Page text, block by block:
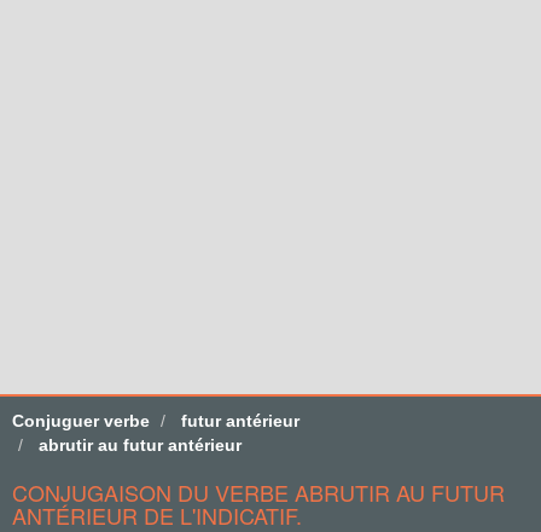
Conjuguer verbe
futur antérieur
abrutir au futur antérieur
CONJUGAISON DU VERBE ABRUTIR AU FUTUR
ANTÉRIEUR DE L'INDICATIF.